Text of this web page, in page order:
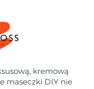
kremową
maseczki DIY nie